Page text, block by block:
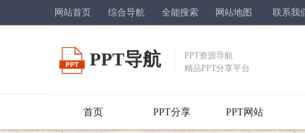
网站首页 综合导航 全能搜索 网站地图 联系我
PPT导航
PPT资源导航
精品PPT分享平台
首页 PPT分享 PPT网站